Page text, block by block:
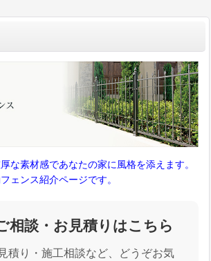
な素材感であなたの家に風格を添えます。
ェンス紹介ページです。
相談・お見積りはこちら
積り・施工相談など、どうぞお気